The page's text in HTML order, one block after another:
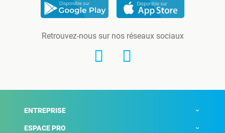
Retrouvez-nous sur nos réseaux sociaux
ENTREPRISE
ESPACE PRO